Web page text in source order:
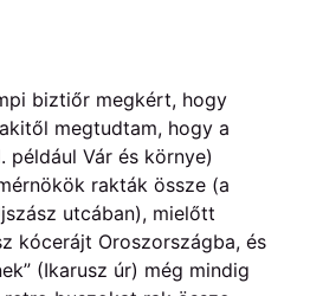
biztiőr megkért, hogy
megtudtam, hogy a
például Vár és környe)
rakták össze (a
utcában), mielőtt
kócerájt Oroszországba, és
(Ikarusz úr) még mindig